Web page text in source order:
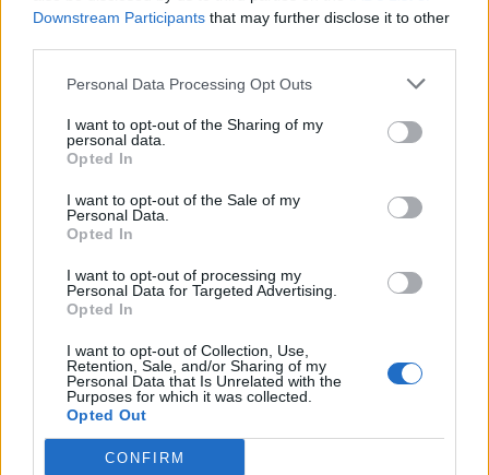
Downstream Participants that may further disclose it to other
Personal Data Processing Opt Outs
I want to opt-out of the Sharing of my
personal data.
Opted In
I want to opt-out of the Sale of my
Personal Data.
Opted In
I want to opt-out of processing my
Personal Data for Targeted Advertising.
Opted In
I want to opt-out of Collection, Use,
Retention, Sale, and/or Sharing of my
Personal Data that Is Unrelated with the
Purposes for which it was collected.
Opted Out
CONFIRM
nabosøgningstråd.
Sådanne post vil blive slettet uden yderlige kommentarer.
Når naboerne er flyttet ind, er det en god ide,
at give en melding her i tråden,
så andre undgår at søge forgæves.
1 Juli 2026
anettesmor
Forum-lærling
Jeg vil gerne have 1 ny nabo
Venlig hilsen